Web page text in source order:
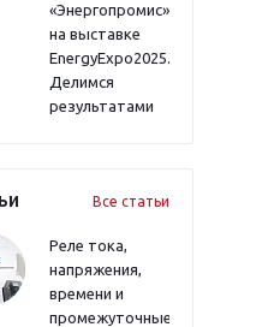
«Энергопромис»
на выставке
EnergyExpo2025.
Делимся
результатами
Все статьи
Реле тока,
напряжения,
времени и
промежуточные